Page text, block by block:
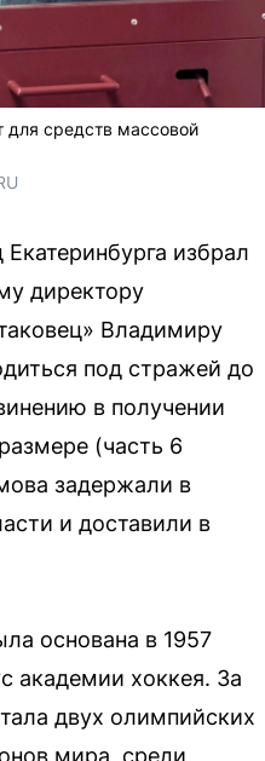
средств массовой
избрал
директору
Владимиру
под стражей до
в получении
(часть 6
задержали в
и доставили в
основана в 1957
академии хоккея. За
двух олимпийских
мира, среди